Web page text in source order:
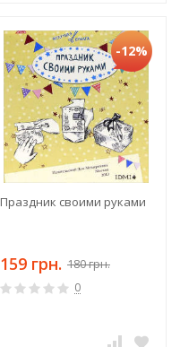
-12%
Праздник своими руками
159 грн. 180 грн.
0